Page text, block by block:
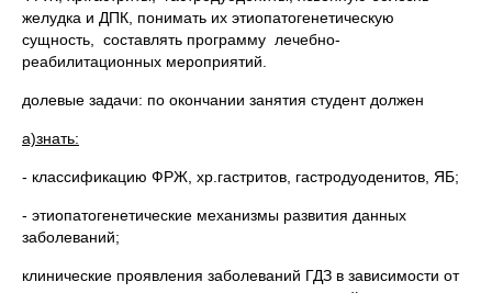
желудка и ДПК, понимать их этиопатогенетическую
сущность, составлять программу лечебно-
реабилитационных мероприятий.
долевые задачи: по окончании занятия студент должен
а)знать:
- классификацию ФРЖ, хр.гастритов, гастродуоденитов, ЯБ;
- этиопатогенетические механизмы развития данных
заболеваний;
клинические проявления заболеваний ГДЗ в зависимости от